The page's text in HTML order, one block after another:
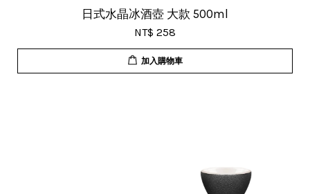
日式水晶冰酒壺 大款 500ml
NT$ 258
加入購物車